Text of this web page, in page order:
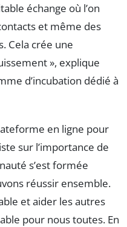
échange où l’on
et même des
Cela crée une
», explique
d’incubation dédié à
en ligne pour
sur l’importance de
s’est formée
réussir ensemble.
et aider les autres
pour nous toutes. En